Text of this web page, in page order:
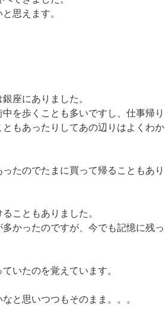
思えます。
座にありました。
を歩くことも多いですし、仕事帰り
もあったりしてあの辺りはよくわか
たのでたまに買って帰ることもあり
こともありました。
かったのですが、今でも記憶に残っ
いたのを覚えています。
と思いつつもそのまま。。。